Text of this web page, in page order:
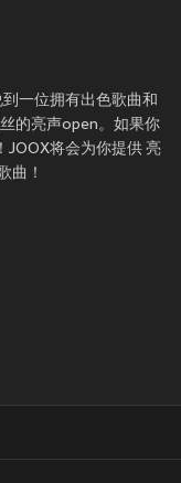
一位拥有出色歌曲和
的亮声open。如果你
JOOX将会为你提供 亮
曲！